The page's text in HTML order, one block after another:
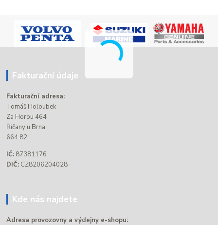
Fakturační údaje
Fakturační adresa:
Tomáš Holoubek
Za Horou 464
Říčany u Brna
664 82
IČ: 87381176
DIČ: CZ8206204028
Kde nás najdete
Adresa provozovny a výdejny e-shopu: